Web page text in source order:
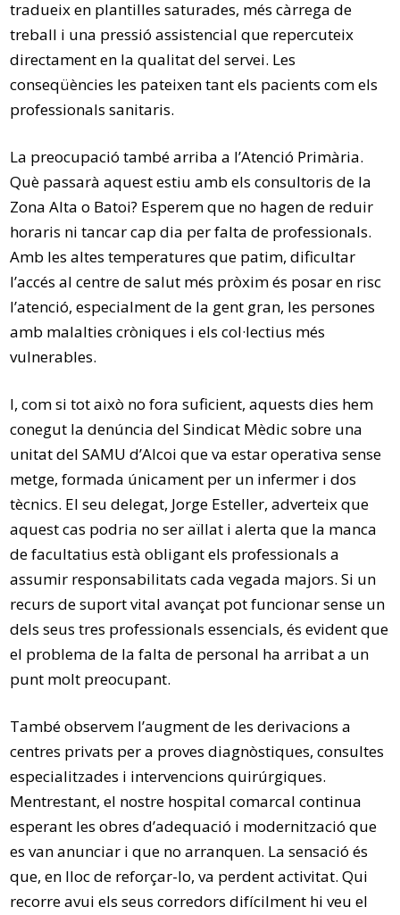
tradueix en plantilles saturades, més càrrega de
treball i una pressió assistencial que repercuteix
directament en la qualitat del servei. Les
conseqüències les pateixen tant els pacients com els
professionals sanitaris.
La preocupació també arriba a l’Atenció Primària.
Què passarà aquest estiu amb els consultoris de la
Zona Alta o Batoi? Esperem que no hagen de reduir
horaris ni tancar cap dia per falta de professionals.
Amb les altes temperatures que patim, dificultar
l’accés al centre de salut més pròxim és posar en risc
l’atenció, especialment de la gent gran, les persones
amb malalties cròniques i els col·lectius més
vulnerables.
I, com si tot això no fora suficient, aquests dies hem
conegut la denúncia del Sindicat Mèdic sobre una
unitat del SAMU d’Alcoi que va estar operativa sense
metge, formada únicament per un infermer i dos
tècnics. El seu delegat, Jorge Esteller, adverteix que
aquest cas podria no ser aïllat i alerta que la manca
de facultatius està obligant els professionals a
assumir responsabilitats cada vegada majors. Si un
recurs de suport vital avançat pot funcionar sense un
dels seus tres professionals essencials, és evident que
el problema de la falta de personal ha arribat a un
punt molt preocupant.
També observem l’augment de les derivacions a
centres privats per a proves diagnòstiques, consultes
especialitzades i intervencions quirúrgiques.
Mentrestant, el nostre hospital comarcal continua
esperant les obres d’adequació i modernització que
es van anunciar i que no arranquen. La sensació és
que, en lloc de reforçar-lo, va perdent activitat. Qui
recorre avui els seus corredors difícilment hi veu el